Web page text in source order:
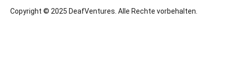
Copyright © 2025 DeafVentures. Alle Rechte vorbehalten.